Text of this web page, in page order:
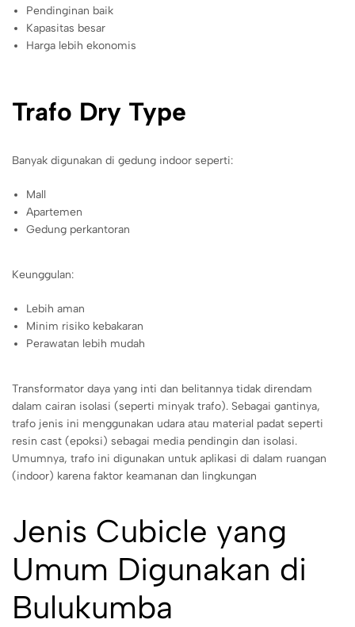
Pendinginan baik
Kapasitas besar
Harga lebih ekonomis
Trafo Dry Type
Banyak digunakan di gedung indoor seperti:
Mall
Apartemen
Gedung perkantoran
Keunggulan:
Lebih aman
Minim risiko kebakaran
Perawatan lebih mudah
Transformator daya yang inti dan belitannya tidak direndam
dalam cairan isolasi (seperti minyak trafo). Sebagai gantinya,
trafo jenis ini menggunakan udara atau material padat seperti
resin cast (epoksi) sebagai media pendingin dan isolasi.
Umumnya, trafo ini digunakan untuk aplikasi di dalam ruangan
(indoor) karena faktor keamanan dan lingkungan
Jenis Cubicle yang
Umum Digunakan di
Bulukumba